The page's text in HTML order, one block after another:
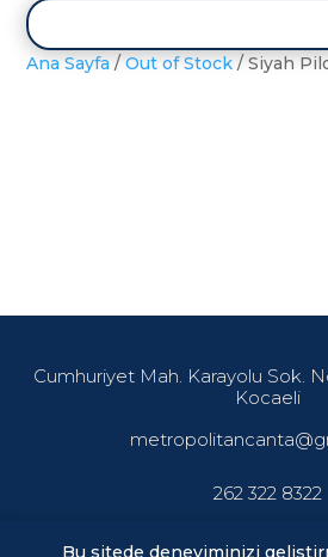
Ana Sayfa /Out of Stock / Siyah
Cumhuriyet Mah. Karayolu Sok.
Kocaeli
262 322 8322
Bu sitede deneyiminizi